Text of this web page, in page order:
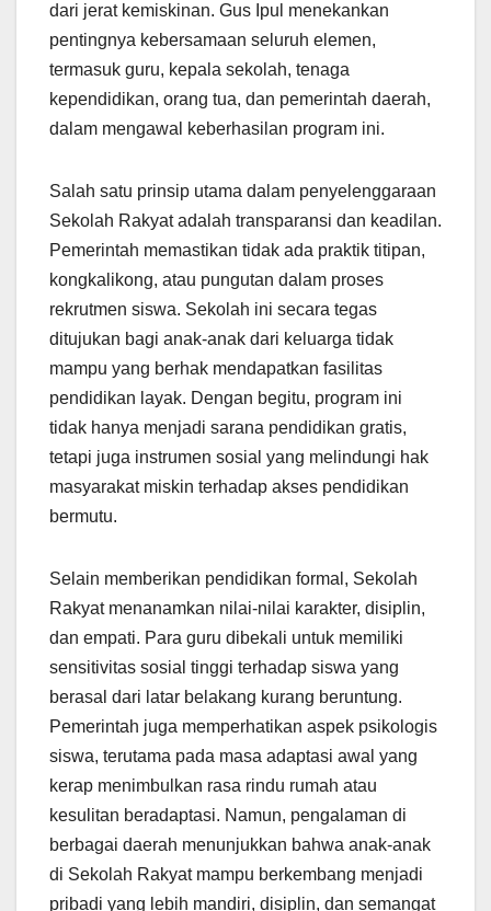
dari jerat kemiskinan. Gus Ipul menekankan
pentingnya kebersamaan seluruh elemen,
termasuk guru, kepala sekolah, tenaga
kependidikan, orang tua, dan pemerintah daerah,
dalam mengawal keberhasilan program ini.
Salah satu prinsip utama dalam penyelenggaraan
Sekolah Rakyat adalah transparansi dan keadilan.
Pemerintah memastikan tidak ada praktik titipan,
kongkalikong, atau pungutan dalam proses
rekrutmen siswa. Sekolah ini secara tegas
ditujukan bagi anak-anak dari keluarga tidak
mampu yang berhak mendapatkan fasilitas
pendidikan layak. Dengan begitu, program ini
tidak hanya menjadi sarana pendidikan gratis,
tetapi juga instrumen sosial yang melindungi hak
masyarakat miskin terhadap akses pendidikan
bermutu.
Selain memberikan pendidikan formal, Sekolah
Rakyat menanamkan nilai-nilai karakter, disiplin,
dan empati. Para guru dibekali untuk memiliki
sensitivitas sosial tinggi terhadap siswa yang
berasal dari latar belakang kurang beruntung.
Pemerintah juga memperhatikan aspek psikologis
siswa, terutama pada masa adaptasi awal yang
kerap menimbulkan rasa rindu rumah atau
kesulitan beradaptasi. Namun, pengalaman di
berbagai daerah menunjukkan bahwa anak-anak
di Sekolah Rakyat mampu berkembang menjadi
pribadi yang lebih mandiri, disiplin, dan semangat